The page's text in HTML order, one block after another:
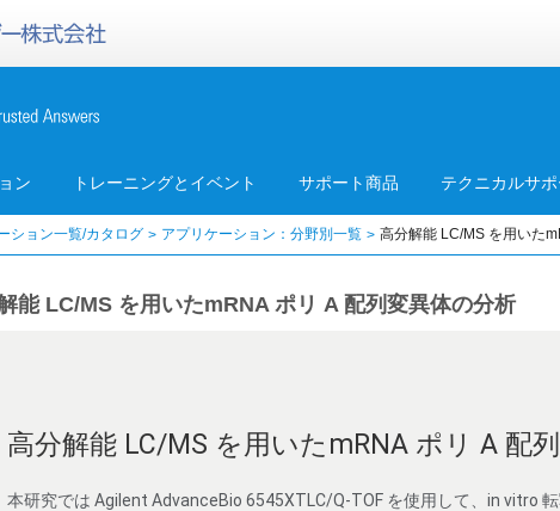
ン トレーニングとイベント サポート商品 テクニカルサポ
ション一覧/カタログ アプリケーション：分野別一覧 高分解能 LC/MS を用いた
能 LC/MS を用いたmRNA ポリ A 配列変異体の分析
高分解能 LC/MS を用いたmRNA ポリ A 配
本研究では Agilent AdvanceBio 6545XTLC/Q-TOF を使用して、in vitro